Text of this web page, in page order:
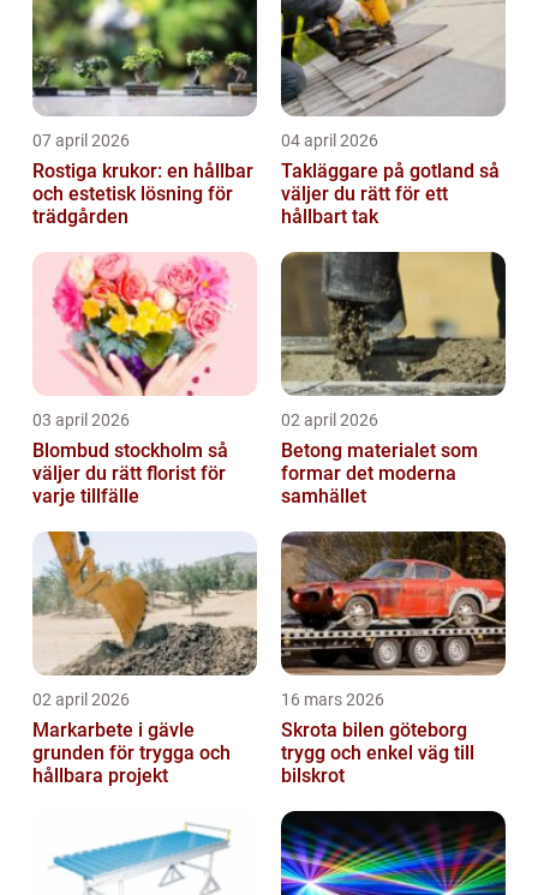
07 april 2026
Rostiga krukor: en hållbar
och estetisk lösning för
trädgården
04 april 2026
Takläggare på gotland så
väljer du rätt för ett
hållbart tak
03 april 2026
Blombud stockholm så
väljer du rätt florist för
varje tillfälle
02 april 2026
Betong materialet som
formar det moderna
samhället
02 april 2026
Markarbete i gävle
grunden för trygga och
hållbara projekt
16 mars 2026
Skrota bilen göteborg
trygg och enkel väg till
bilskrot